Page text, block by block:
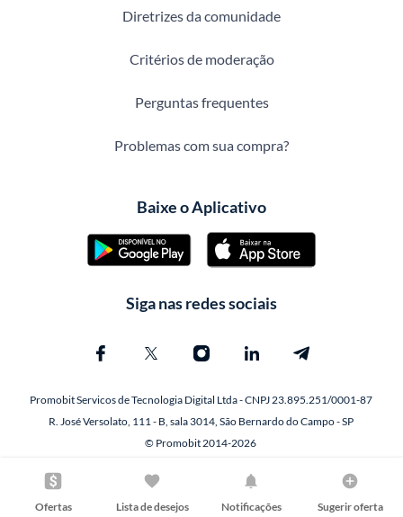
Ofertas Lista de desejos Notificações Sugerir oferta
Diretrizes da comunidade
Critérios de moderação
Perguntas frequentes
Problemas com sua compra?
Baixe o Aplicativo
Siga nas redes sociais
Promobit Servicos de Tecnologia Digital Ltda - CNPJ 23.895.251/0001-87
R. José Versolato, 111 - B, sala 3014, São Bernardo do Campo - SP
© Promobit 2014-2026